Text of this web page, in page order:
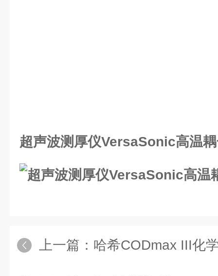
超声波测厚仪VersaSonic高温
上一篇： 哈希CODmax III化学